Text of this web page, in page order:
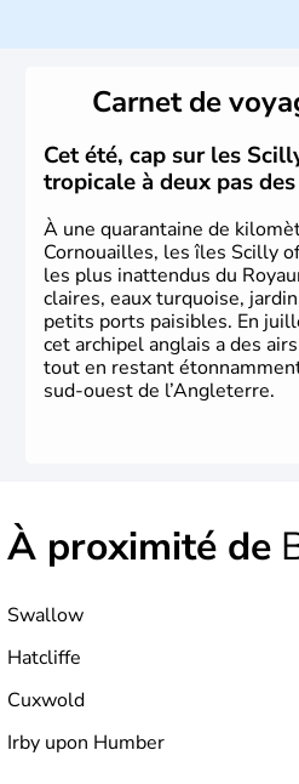
Histoire et
L'Angleterre est l’une des
Royaume-Uni. Elle est
d’habitants, les Anglais, et
84% de la population de
Xème siècle et tient son
germanique installé sur ces
parlementaire au monde, elle
l’essor industriel du XIXème
Carnet de
Cet été, cap sur les
tropicale à deux pas
À une quarantaine de
Cornouailles, les îles Scilly
les plus inattendus du
claires, eaux turquoise,
petits ports paisibles. En
cet archipel anglais a des
tout en restant
sud-ouest de l’Angleterre.
À proximité de
Swallow
Hatcliffe
Cuxwold
Irby upon Humber